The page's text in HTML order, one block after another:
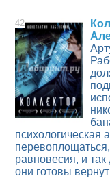
42
психологическая
равновесия, и так
они готовы